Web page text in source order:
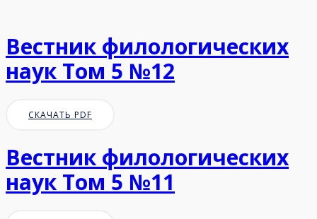
Вестник филологических
наук Том 5 №12
СКАЧАТЬ PDF
Вестник филологических
наук Том 5 №11